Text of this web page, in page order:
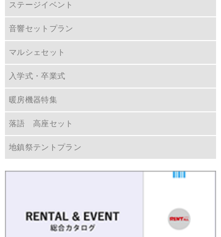
ステージイベント
音響セットプラン
マルシェセット
入学式・卒業式
暖房機器特集
落語 高座セット
地鎮祭テントプラン